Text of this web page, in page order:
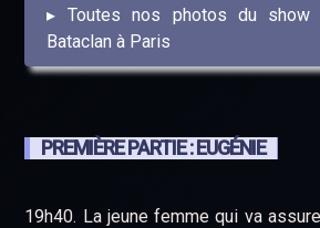
Toutes nos photos du show
Bataclan à Paris
PREMIÈRE PARTIE : EUGÉNIE
19h40. La jeune femme qui va